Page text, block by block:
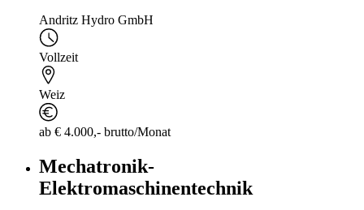
Andritz Hydro GmbH
Vollzeit
Weiz
ab € 4.000,- brutto/Monat
Mechatronik-
Elektromaschinentechnik